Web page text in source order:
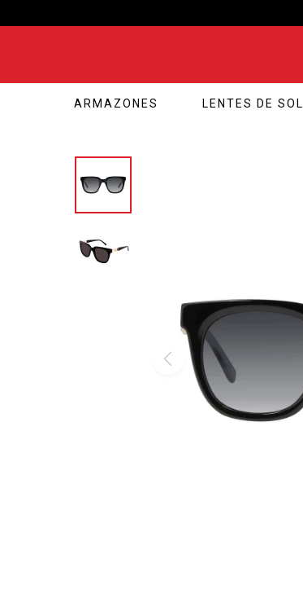
ARMAZONES LENTES DE SOL